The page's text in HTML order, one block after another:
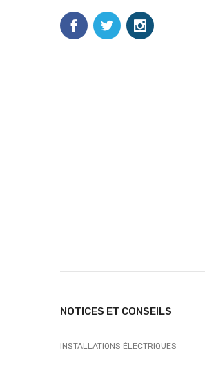
NOTICES ET CONSEILS
INSTALLATIONS ÉLECTRIQUES